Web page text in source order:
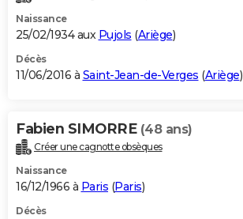
Naissance
25/02/1934 aux Pujols (Ariège)
Décès
11/06/2016 à Saint-Jean-de-Verges (Ariège)
Fabien SIMORRE (48 ans)
Créer une cagnotte obsèques
Naissance
16/12/1966 à Paris (Paris)
Décès